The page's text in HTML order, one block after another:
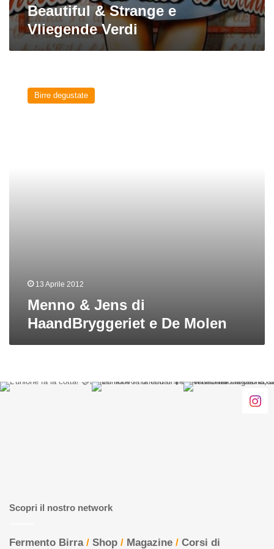
Beautiful & Strange e
Vliegende Verdi
Birre degustate
13 Aprile 2012
Menno & Jens di
HaandBryggeriet e De Molen
Scopri il nostro network
Fermento Birra/ Shop / Magazine / Corsi di